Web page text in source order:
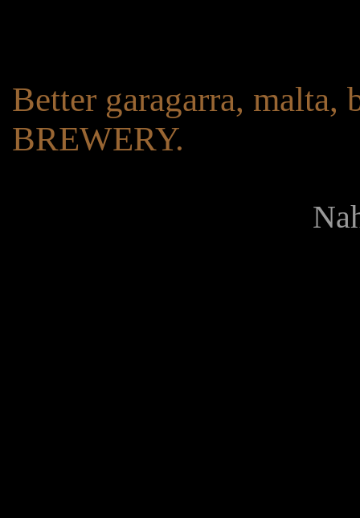
Better garagarra, malta,
BREWERY.